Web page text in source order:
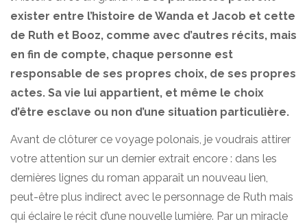
exister entre l’histoire de Wanda et Jacob et cette
de Ruth et Booz, comme avec d’autres récits, mais
en fin de compte, chaque personne est
responsable de ses propres choix, de ses propres
actes. Sa vie lui appartient, et même le choix
d’être esclave ou non d’une situation particulière.
Avant de clôturer ce voyage polonais, je voudrais attirer
votre attention sur un dernier extrait encore : dans les
dernières lignes du roman apparaît un nouveau lien,
peut-être plus indirect avec le personnage de Ruth mais
qui éclaire le récit d’une nouvelle lumière. Par un miracle